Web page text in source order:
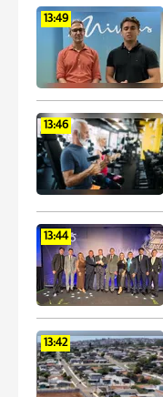
13:49
13:46
13:44
13:42